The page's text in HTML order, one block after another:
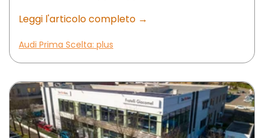
Leggi l'articolo completo →
Audi Prima Scelta: plus